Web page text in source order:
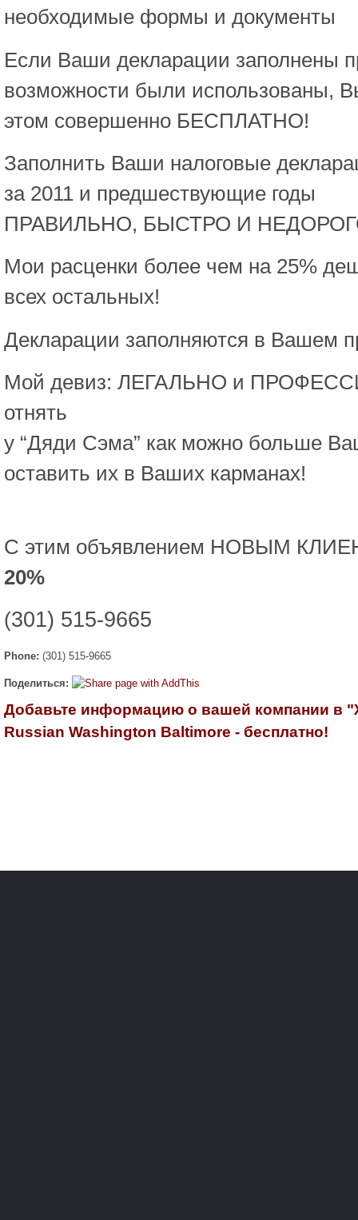
необходимые формы и документы
Если Ваши декларации заполнены
возможности были использованы,
этом совершенно БЕСПЛАТНО!
Заполнить Ваши налоговые
за 2011 и предшествующие годы
ПРАВИЛЬНО, БЫСТРО И
Мои расценки более чем на 25%
всех остальных!
Декларации заполняются в Вашем
Мой девиз: ЛЕГАЛЬНО и
отнять
у “Дяди Сэма” как можно больше
оставить их в Ваших карманах!
С этим объявлением НОВЫМ
20%
(301) 515-9665
Phone: (301) 515-9665
Поделиться:
Добавьте информацию о вашей компании в
Russian Washington Baltimore - бесплатно!